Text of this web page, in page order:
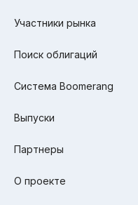
Участники рынка
Поиск облигаций
Система Boomerang
Выпуски
Партнеры
О проекте